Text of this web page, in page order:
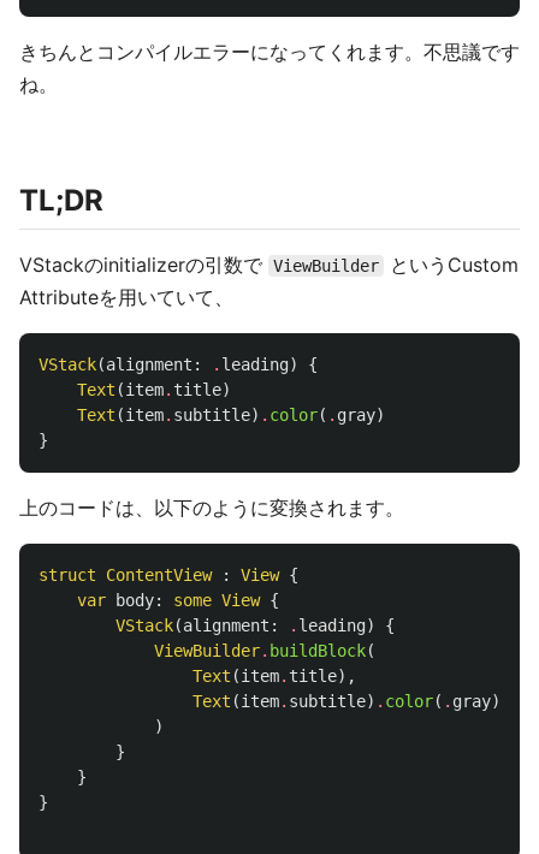
きちんとコンパイルエラーになってくれます。不思議です
ね。
TL;DR
VStackのinitializerの引数で ViewBuilder
というCustom
Attributeを用いていて、
VStack(alignment : . leading)
{
Text (item. title)
Text (item. subtitle) . color( . gray)
}
上のコードは、以下のように変換されます。
struct ContentView : View {
var
body: some View {
VStack(alignment : . leading)
{
ViewBuilder. buildBlock(
Text (item. title),
Text (item. subtitle) . color( . gray)
)
}
}
}